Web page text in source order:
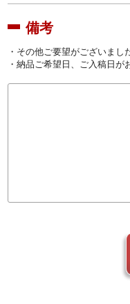
備考
・その他ご要望がございま
・納品ご希望日、ご入稿日